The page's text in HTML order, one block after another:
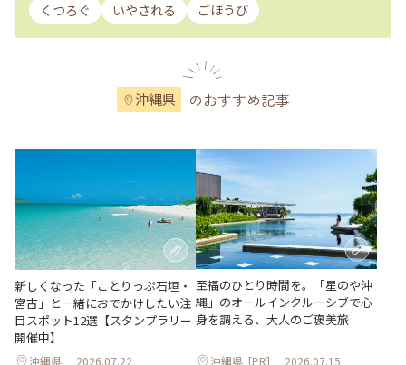
くつろぐ
いやされる ごほうび
沖縄県 のおすすめ記事
新しくなった「ことりっぷ石垣・
宮古」と一緒におでかけしたい注
目スポット12選【スタンプラリー
開催中】
沖縄県 2026.07.22
至福のひとり時間を。「星のや沖
縄」のオールインクルーシブで心
身を調える、大人のご褒美旅
沖縄県 [PR] 2026.07.15